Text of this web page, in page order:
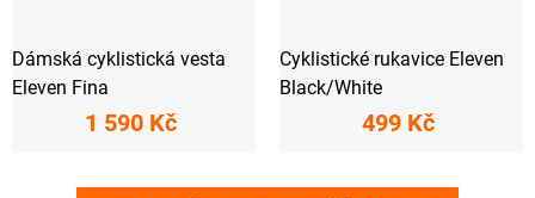
Dámská cyklistická vesta
Eleven Fina
1 590 Kč
Cyklistické rukavice Eleven
Black/White
499 Kč